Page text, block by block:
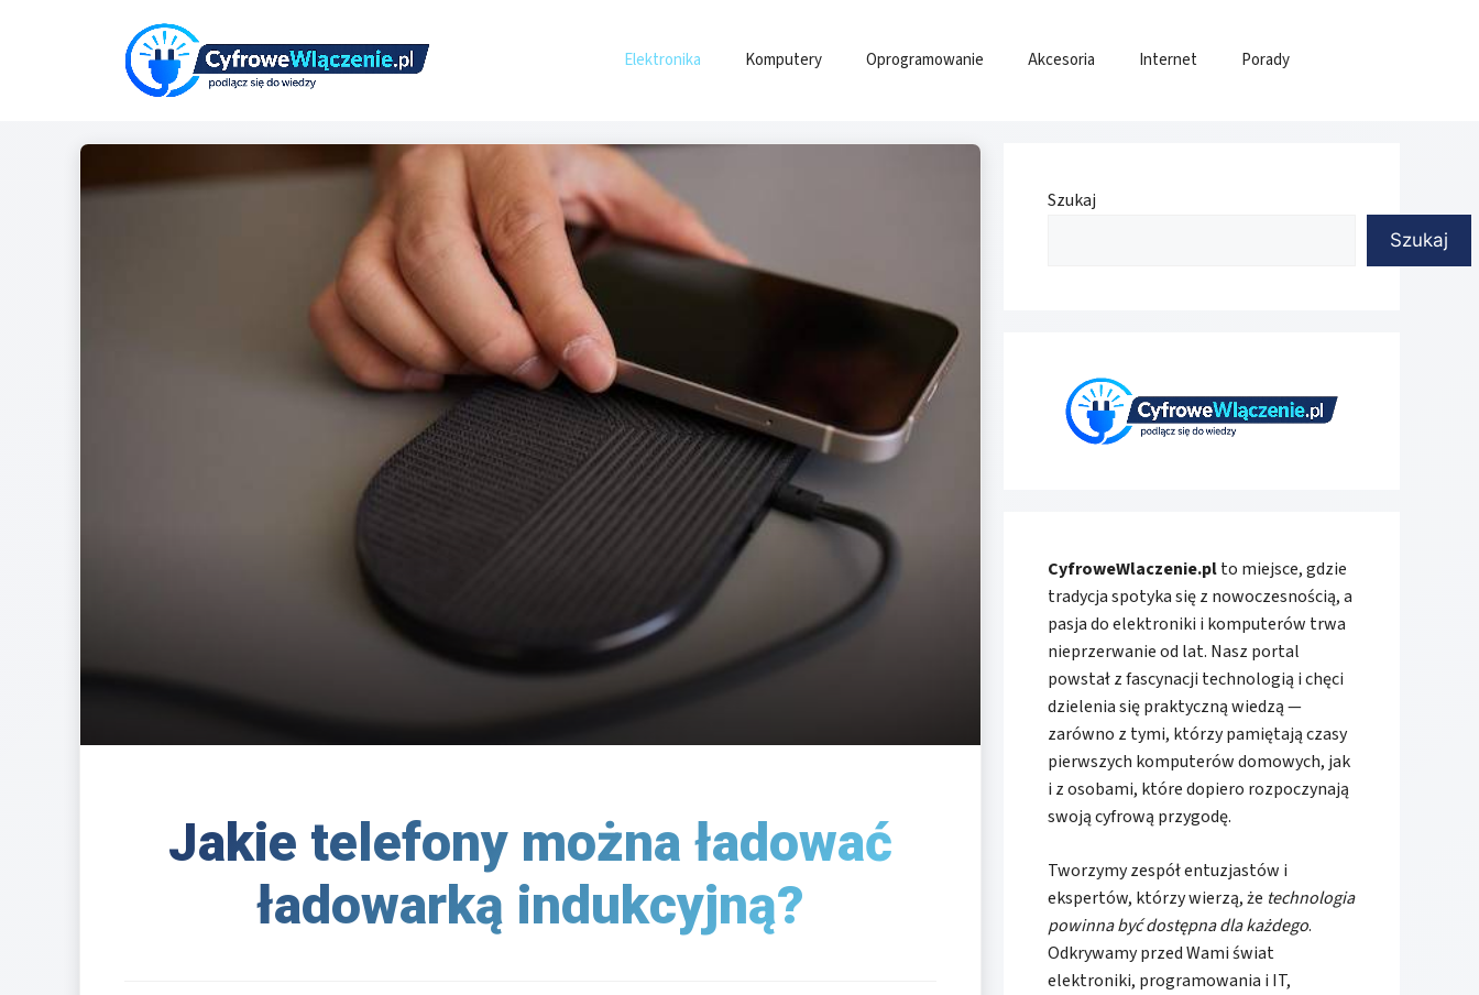
Elektronika Komputery Oprogramowanie Akcesoria Internet Porady
Jakie telefony można ładować
ładowarką indukcyjną?
Szukaj
Szukaj
CyfroweWlaczenie.plto miejsce, gdzie
tradycja spotyka się z nowoczesnością, a
pasja do elektroniki i komputerów trwa
nieprzerwanie od lat. Nasz portal
powstał z fascynacji technologią i chęci
dzielenia się praktyczną wiedzą —
zarówno z tymi, którzy pamiętają czasy
pierwszych komputerów domowych, jak
i z osobami, które dopiero rozpoczynają
swoją cyfrową przygodę.
Tworzymy zespół entuzjastów i
ekspertów, którzy wierzą, że technologia
powinna być dostępna dla każdego.
Odkrywamy przed Wami świat
elektroniki, programowania i IT,